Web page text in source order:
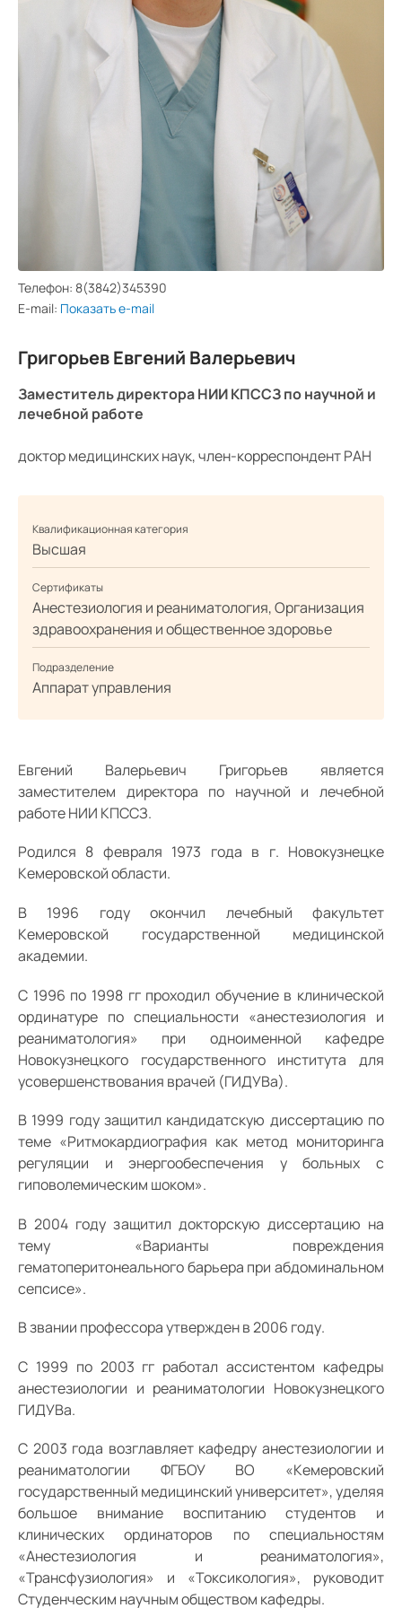
Средний
Большой
С засечками
Телефон: 8(3842)345390
E-mail: Показать e-mail
Григорьев Евгений Валерьевич
Заместитель директора НИИ КПССЗ по научной и
лечебной работе
доктор медицинских наук, член-корреспондент РАН
Квалификационная категория
Высшая
Сертификаты
Анестезиология и реаниматология, Организация
здравоохранения и общественное здоровье
Подразделение
Аппарат управления
Евгений Валерьевич Григорьев является
заместителем директора по научной и лечебной
работе НИИ КПССЗ.
Родился 8 февраля 1973 года в г. Новокузнецке
Кемеровской области.
В 1996 году окончил лечебный факультет
Кемеровской государственной медицинской
академии.
С 1996 по 1998 гг проходил обучение в клинической
ординатуре по специальности «анестезиология и
реаниматология» при одноименной кафедре
Новокузнецкого государственного института для
усовершенствования врачей (ГИДУВа).
В 1999 году защитил кандидатскую диссертацию по
теме «Ритмокардиография как метод мониторинга
регуляции и энергообеспечения у больных с
гиповолемическим шоком».
В 2004 году защитил докторскую диссертацию на
тему «Варианты повреждения
гематоперитонеального барьера при абдоминальном
сепсисе».
В звании профессора утвержден в 2006 году.
С 1999 по 2003 гг работал ассистентом кафедры
анестезиологии и реаниматологии Новокузнецкого
ГИДУВа.
С 2003 года возглавляет кафедру анестезиологии и
реаниматологии ФГБОУ ВО «Кемеровский
государственный медицинский университет», уделяя
большое внимание воспитанию студентов и
клинических ординаторов по специальностям
«Анестезиология и реаниматология»,
«Трансфузиология» и «Токсикология», руководит
Студенческим научным обществом кафедры.